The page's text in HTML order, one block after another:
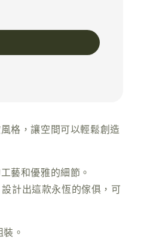
格，讓空間可以輕鬆創造
藝和優雅的細節。
計出這款永恆的傢俱，可
。